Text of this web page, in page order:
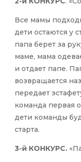
Все мамы
дети остаются у
папа берет за
маме, мама
и отдает папе.
возвращается
передает
команда первая
дети команды
старта.
3-й КОНКУРС.